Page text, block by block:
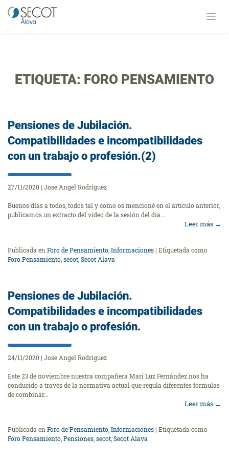
contenido
ETIQUETA: FORO PENSAMIENTO
Pensiones de Jubilación.
Compatibilidades e incompatibilidades
con un trabajo o profesión.(2)
27/11/2020 | Jose Angel Rodriguez
Buenos días a todos, todos tal y como os mencioné en el articulo anterior,
publicamos un extracto del vídeo de la sesión del día...
Leer más →
Publicada en Foro de Pensamiento Informaciones | Etiquetada como
Foro Pensamiento secot Secot Alava
Pensiones de Jubilación.
Compatibilidades e incompatibilidades
con un trabajo o profesión.
24/11/2020 | Jose Angel Rodriguez
Este 23 de noviembre nuestra compañera Mari Luz Fernández nos ha
conducido a través de la normativa actual que regula diferentes fórmulas
de combinar...
Leer más →
Publicada enForo de Pensamiento,Informaciones | Etiquetada como
Foro Pensamiento,Pensiones,secot,Secot Alava